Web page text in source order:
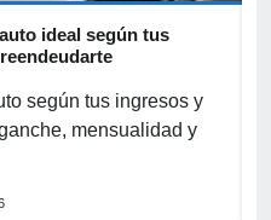
ideal según tus
según tus ingresos y
mensualidad y